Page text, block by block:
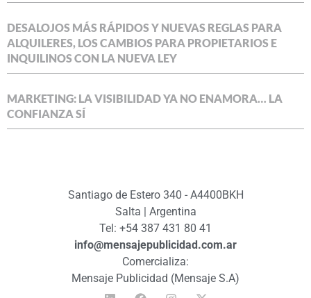
DESALOJOS MÁS RÁPIDOS Y NUEVAS REGLAS PARA
ALQUILERES, LOS CAMBIOS PARA PROPIETARIOS E
INQUILINOS CON LA NUEVA LEY
MARKETING: LA VISIBILIDAD YA NO ENAMORA… LA
CONFIANZA SÍ
Santiago de Estero 340 - A4400BKH
Salta | Argentina
Tel: +54 387 431 80 41
info@mensajepublicidad.com.ar
Comercializa:
Mensaje Publicidad (Mensaje S.A)